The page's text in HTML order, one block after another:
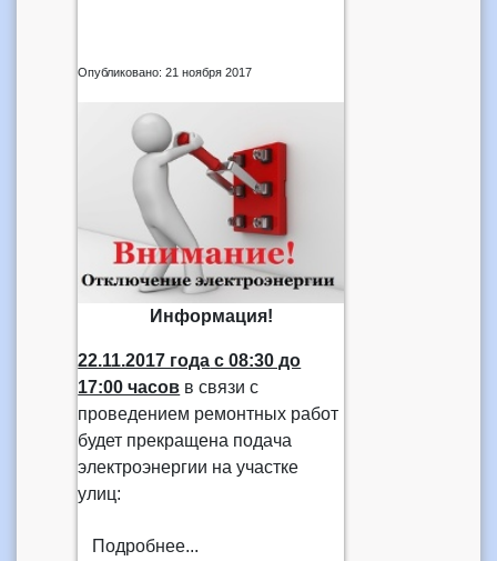
Опубликовано: 21 ноября 2017
Информация!
22.11.2017 года с 08:30 до
17:00 часов в связи с
проведением ремонтных работ
будет прекращена подача
электроэнергии на участке
улиц:
Подробнее...